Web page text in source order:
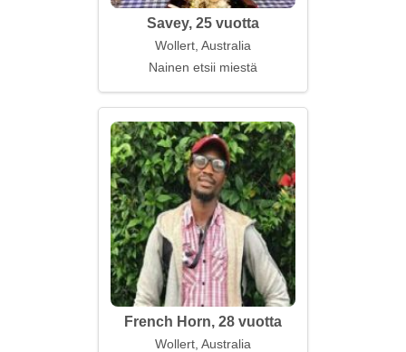
Savey, 25 vuotta
Wollert, Australia
Nainen etsii miestä
French Horn, 28 vuotta
Wollert, Australia